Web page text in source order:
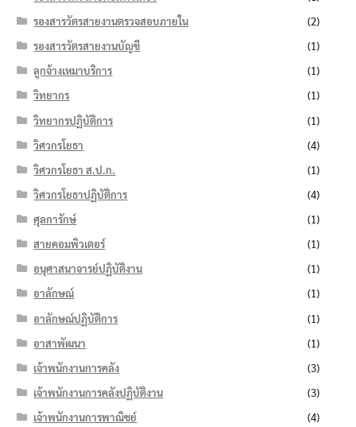
รองสารวัตรสายงานตรวจสอบภายใน
(2)
รองสารวัตรสายงานบัญชี
(1)
ลูกจ้างเหมาบริการ
(1)
วิทยากร
(1)
วิทยากรปฏิบัติการ
(1)
วิศวกรโยธา
(4)
วิศวกรโยธา ส.ป.ก.
(1)
วิศวกรโยธาปฏิบัติการ
(4)
ศุลการักษ์
(1)
สายคอมพิวเตอร์
(1)
อนุศาสนาจารย์ปฏิบัติงาน
(1)
อาลักษณ์
(1)
อาลักษณ์ปฏิบัติการ
(1)
อาสาพัฒนา
(1)
เจ้าพนักงานการคลัง
(3)
เจ้าพนักงานการคลังปฏิบัติงาน
(3)
เจ้าพนักงานการพาณิชย์
(4)